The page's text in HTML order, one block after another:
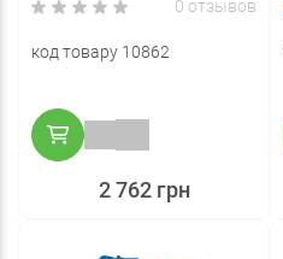
0 отзывов
код товару 10862
2 762 грн